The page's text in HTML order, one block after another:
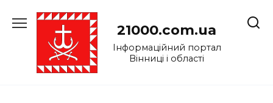
до
21000.com.ua
Інформаційний портал
Вінниці і області